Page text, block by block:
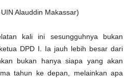
Alauddin Makassar)
kali ini sesungguhnya bukan
DPD I. Ia jauh lebih besar dari
bukan hanya siapa yang akan
tahun ke depan, melainkan apa